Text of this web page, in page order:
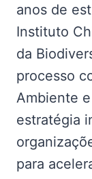
anos de
Instituto
da
processo
Ambiente
estratégia
para